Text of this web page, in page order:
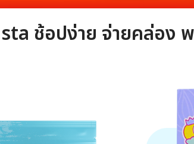
ช้อปง่าย จ่ายคล่อง